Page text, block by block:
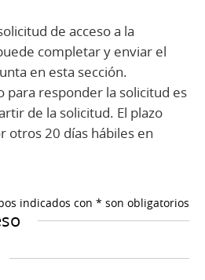
de acceso a la
completar y enviar el
en esta sección.
para responder la solicitud es
de la solicitud. El plazo
otros 20 días hábiles en
indicados con * son obligatorios